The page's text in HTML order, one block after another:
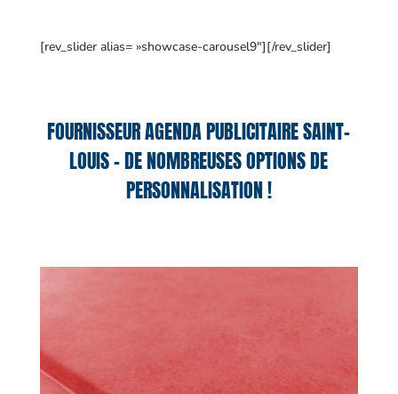
[rev_slider alias= »showcase-carousel9″][/rev_slider]
FOURNISSEUR AGENDA PUBLICITAIRE SAINT-
LOUIS – DE NOMBREUSES OPTIONS DE
PERSONNALISATION !